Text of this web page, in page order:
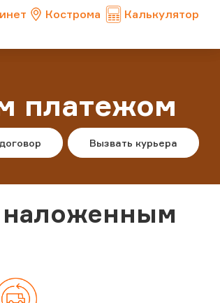
Кострома Калькулятор
платежом
Вызвать курьера
наложенным